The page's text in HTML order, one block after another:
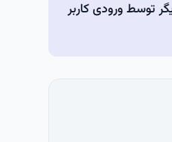
توسط ورودی کاربر